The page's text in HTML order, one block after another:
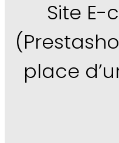
Site
place